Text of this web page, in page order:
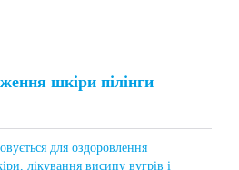
шкіри пілінги
для оздоровлення
лікування висипу вугрів і